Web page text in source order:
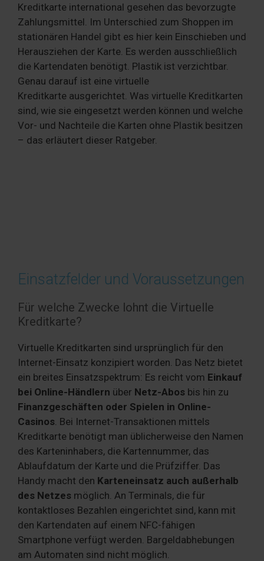
Kreditkarte international gesehen das bevorzugte
Zahlungsmittel. Im Unterschied zum Shoppen im
stationären Handel gibt es hier kein Einschieben und
Herausziehen der Karte. Es werden ausschließlich
die Kartendaten benötigt. Plastik ist verzichtbar.
Genau darauf ist eine virtuelle
Kreditkarte ausgerichtet. Was virtuelle Kreditkarten
sind, wie sie eingesetzt werden können und welche
Vor- und Nachteile die Karten ohne Plastik besitzen
– das erläutert dieser Ratgeber.
Einsatzfelder und Voraussetzungen
Für welche Zwecke lohnt die Virtuelle
Kreditkarte?
Virtuelle Kreditkarten sind ursprünglich für den
Internet-Einsatz konzipiert worden. Das Netz bietet
ein breites Einsatzspektrum: Es reicht vom Einkauf
bei Online-Händlern über Netz-Abos bis hin zu
Finanzgeschäften oder Spielen in Online-
Casinos . Bei Internet-Transaktionen mittels
Kreditkarte benötigt man üblicherweise den Namen
des Karteninhabers, die Kartennummer, das
Ablaufdatum der Karte und die Prüfziffer. Das
Handy macht den Karteneinsatz auch außerhalb
des Netzes möglich. An Terminals, die für
kontaktloses Bezahlen eingerichtet sind, kann mit
den Kartendaten auf einem NFC-fähigen
Smartphone verfügt werden. Bargeldabhebungen
am Automaten sind nicht möglich.